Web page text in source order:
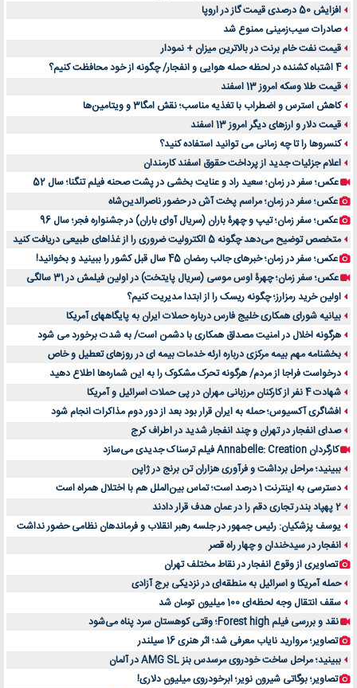
افزایش 50 درصدی قیمت گاز در اروپا
صادرات سیب‌زمینی ممنوع شد
قیمت نفت خام برنت در بالاترین میزان + نمودار
4 اشتباه کشنده در لحظه حمله هوایی و انفجار/ چگونه از خود محافظت کنیم؟
قیمت طلا وسکه امروز 13 اسفند
کاهش استرس و اضطراب با تغذیه مناسب؛ نقش امگا3 و ویتامین‌ها
قیمت دلار و ارزهای دیگر امروز 13 اسفند
کنسروها را تا چه زمانی می توانید استفاده کنید؟
اعلام جزئیات جدید از پرداخت حقوق اسفند کارمندان
عکس؛ سفر در زمان؛ سعید راد و عنایت بخشی در پشت صحنه فیلم تنگنا؛ سال 52
عکس؛ سفر در زمان؛ مراسم پخت آش در حضور ناصرالدین‌شاه
عکس؛ سفر زمان؛ تیپ و چهرۀ باران (سریال آوای باران) در جشنواره فجر؛ سال 96
متخصص توضیح می‌دهد چگونه 5 الکترولیت ضروری را از غذاهای طبیعی دریافت کنید
عکس؛ سفر در زمان؛ خبرهای جالب رمضان 45 سال قبل کشور را ببینید و بخوانید!
عکس؛ سفر زمان؛ چهرۀ اوس موسی (سریال پایتخت) در اولین فیلمش در 31 سالگی
اولین خرید رمزارز؛ چگونه ریسک را از ابتدا مدیریت کنیم؟
بیانیه شورای همکاری خلیج فارس درباره حملات ایران به پایگاههای آمریکا
هرگونه اخلال در امنیت مصداق همکاری با دشمن است/ به شدت برخورد می شود
بخشنامه مهم بیمه مرکزی درباره ارئه خدمات بیمه ای در روزهای تعطیل و خاص
درخواست فراجا از مردم/ هرگونه تحرک مشکوک را به این شماره‌ها اطلاع دهید
شهادت 4 نفر از کارکنان مرزبانی مهران در پی حملات اسرائیل و آمریکا
افشاگری آکسیوس؛ حمله به ایران قرار بود بعد از دور دوم مذاکرات انجام شود
صدای انفجار در تهران و چند انفجار شدید در اطراف کرج
کارگردان Annabelle: Creation فیلم ترسناک جدیدی می‌سازد
ببینید؛ مراحل برداشت و فرآوری هزاران تن برنج در ژاپن
دسترسی به اینترنت 1 درصد است؛ تماس بین‌الملل هم با اختلال همراه است
2 پهپاد بندر تجاری دقم را در عمان هدف قرار دادند
یوسف پزشکیان: رئیس جمهور در جلسه رهبر انقلاب و فرماندهان نظامی حضور نداشت
انفجار در سیدخندان و چهار راه قصر
تصاویری از وقوع انفجار در نقاط مختلف تهران
حمله آمریکا و اسرائیل به منطقه‌ای در نزدیکی برج آزادی
سقف انتقال وجه لحظه‌ای 100 میلیون تومان شد
نقد و بررسی فیلم Forest high؛ وقتی کوهستان سرد پناه می‌شود
تصاویر؛ مروارید نایاب معرفی شد؛ اثر هنری 16 سیلندر
ببینید؛ مراحل ساخت خودروی مرسدس بنز AMG SL در آلمان
تصاویر؛ بوگاتی شیرون نویر؛ ابرخودروی میلیون دلاری!